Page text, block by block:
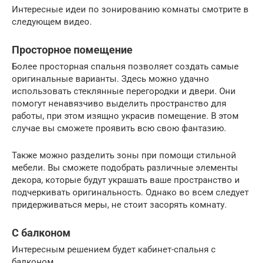
Интересные идеи по зонированию комнаты смотрите в
следующем видео.
Просторное помещение
Более просторная спальня позволяет создать самые
оригинальные варианты. Здесь можно удачно
использовать стеклянные перегородки и двери. Они
помогут ненавязчиво выделить пространство для
работы, при этом изящно украсив помещение. В этом
случае вы сможете проявить всю свою фантазию.
Также можно разделить зоны при помощи стильной
мебели. Вы сможете подобрать различные элементы
декора, которые будут украшать ваше пространство и
подчеркивать оригинальность. Однако во всем следует
придерживаться меры, не стоит засорять комнату.
С балконом
Интересным решением будет кабинет-спальня с